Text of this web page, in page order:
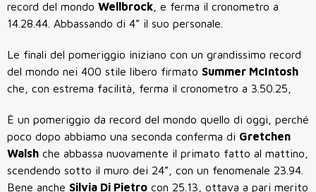
record del mondo Wellbrock , e ferma il cronometro a
14.28.44. Abbassando di 4” il suo personale.
Le finali del pomeriggio iniziano con un grandissimo record
del mondo nei 400 stile libero firmato Summer McIntosh
che, con estrema facilità, ferma il cronometro a 3.50.25,
È un pomeriggio da record del mondo quello di oggi, perché
poco dopo abbiamo una seconda conferma di Gretchen
Walsh che abbassa nuovamente il primato fatto al mattino,
scendendo sotto il muro dei 24”, con un fenomenale 23.94.
Bene anche Silvia Di Pietro con 25.13, ottava a pari merito